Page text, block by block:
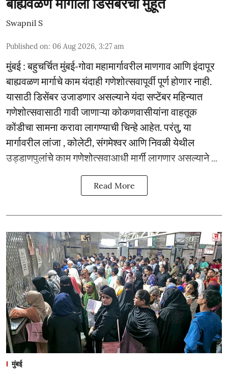
Swapnil S
Published on: 06 Aug 2026, 3:27 am
मुंबई : बहुचर्चित मुंबई-गोवा महामार्गावरील माणगाव आणि इंदापूर
बाह्यवळण मार्गाचे काम यंदाही गणेशोत्सवापूर्वी पूर्ण होणार नाही.
यासाठी डिसेंबर उजाडणार असल्याने यंदा सप्टेंबर महिन्यात
गणेशोत्सवासाठी गावी जाणाऱ्या कोकणवासीयांना वाहतूक
कोंडीचा सामना करावा लागण्याची चिन्हे आहेत. परंतु, या
मार्गावरील लांजा , कोलेटी, संगमेश्वर आणि निवळी येथील
उड्डाणपुलांचे काम गणेशोत्सवाआधी मार्गी लागणार असल्याने ...
Read More
मुंबई